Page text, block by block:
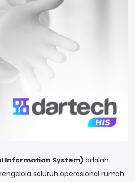
Information System)adalah
seluruh operasional rumah